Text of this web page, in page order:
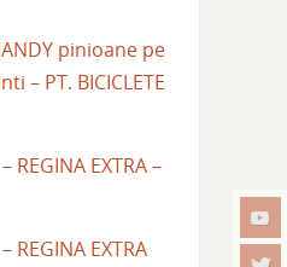
pinioane pe
– PT. BICICLETE
REGINA EXTRA –
REGINA EXTRA